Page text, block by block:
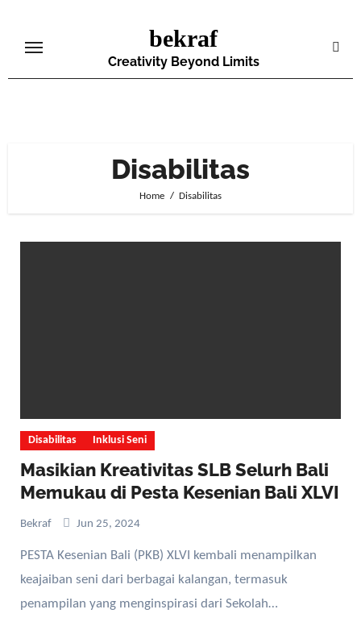
content
bekraf
Creativity Beyond Limits
Disabilitas
Home Disabilitas
Disabilitas Inklusi Seni
Masikian Kreativitas SLB Selurh Bali
Memukau di Pesta Kesenian Bali XLVI
Bekraf Jun 25, 2024
PESTA Kesenian Bali (PKB) XLVI kembali menampilkan
keajaiban seni dari berbagai kalangan, termasuk
penampilan yang menginspirasi dari Sekolah…